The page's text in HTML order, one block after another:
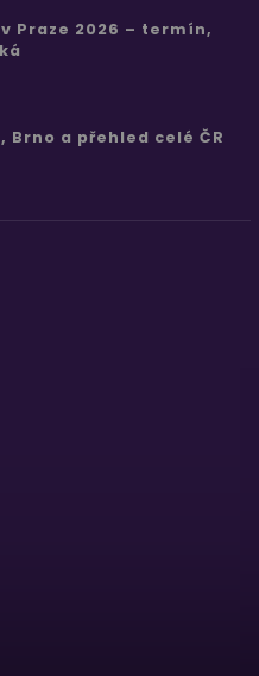
Praze 2026 – termín,
a přehled celé ČR